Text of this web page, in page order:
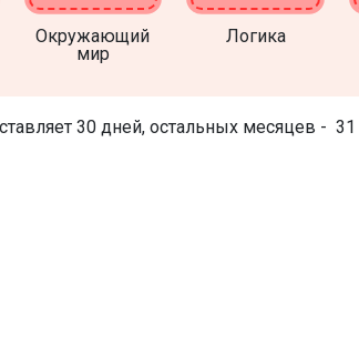
Окружающий
мир
Логика
30 дней, остальных месяцев -